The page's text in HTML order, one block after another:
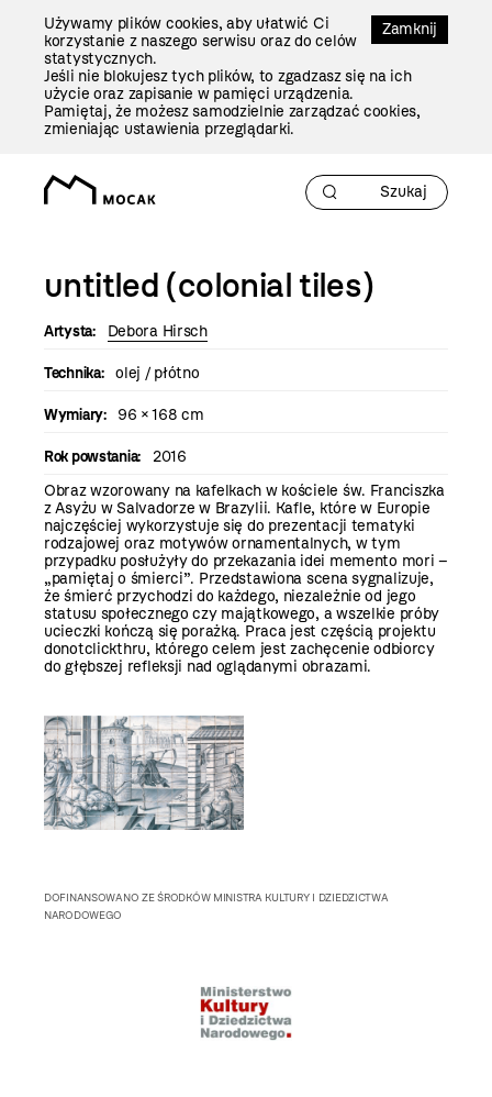
Zamknij
Używamy plików cookies, aby ułatwić Ci
korzystanie z naszego serwisu oraz do celów
statystycznych.
Jeśli nie blokujesz tych plików, to zgadzasz się na ich
użycie oraz zapisanie w pamięci urządzenia.
Pamiętaj, że możesz samodzielnie zarządzać cookies,
zmieniając ustawienia przeglądarki.
untitled (colonial tiles)
Artysta: Debora Hirsch
Technika: olej / płótno
Wymiary: 96 × 168 cm
Rok powstania:
2016
Obraz wzorowany na kafelkach w kościele św. Franciszka
z Asyżu w Salvadorze w Brazylii. Kafle, które w Europie
najczęściej wykorzystuje się do prezentacji tematyki
rodzajowej oraz motywów ornamentalnych, w tym
przypadku posłużyły do przekazania idei memento mori –
„pamiętaj o śmierci”. Przedstawiona scena sygnalizuje,
że śmierć przychodzi do każdego, niezależnie od jego
statusu społecznego czy majątkowego, a wszelkie próby
ucieczki kończą się porażką. Praca jest częścią projektu
donotclickthru, którego celem jest zachęcenie odbiorcy
do głębszej refleksji nad oglądanymi obrazami.
DOFINANSOWANO ZE ŚRODKÓW MINISTRA KULTURY I DZIEDZICTWA
NARODOWEGO